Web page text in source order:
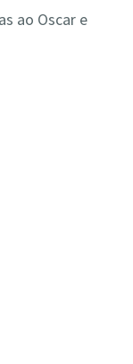
ao Oscar e